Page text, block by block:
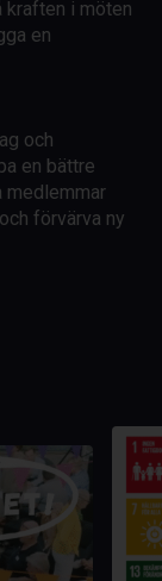
kraften i möten
en
och
en bättre
medlemmar
förvärva ny